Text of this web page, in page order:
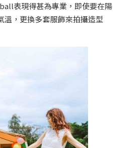
表現得甚為專業，即使要在陽
，更換多套服飾來拍攝造型